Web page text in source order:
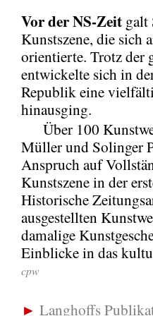
Vor derNS-Zeit galt
Kunstszene, die sich
orientierte. Trotz der
entwickelte sich in
Republik eine
hinausging.
Über 100
Müller und Solinger
Anspruch auf
Kunstszene in der
Historische
ausgestellten
damalige
Einblicke in das
cpw
► Langhoffs